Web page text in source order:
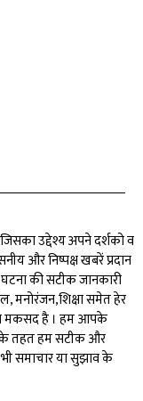
उद्देश्य अपने दर्शको व
और निष्पक्ष खबरें प्रदान
की सटीक जानकारी
मनोरंजन,शिक्षा समेत हेर
का मकसद है । हम आपके
के तहत हम सटीक और
भी समाचार या सुझाव के